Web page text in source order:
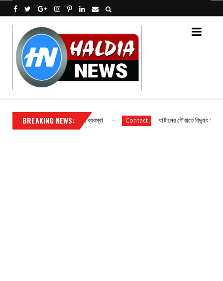
BREAKING NEWS:
ছাত্র ছাত্রীদের আহারে ব্যবস্থা Contact ঘাটালের গৌরাতে বিদ্যুৎ গ্রাহকদের